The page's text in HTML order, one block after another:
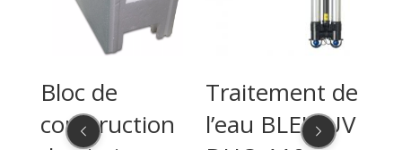
de
Traitement de
l’eau BLEU UV
Pompe
Pentair